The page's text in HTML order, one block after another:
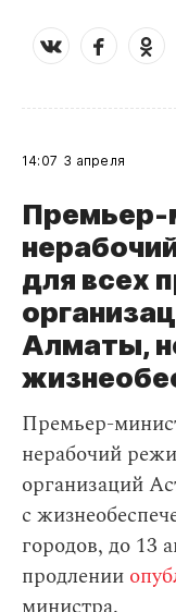
14:07 3 апреля
Премьер-
для всех
Алматы,
Премьер-
нерабочий
организаций
с
городов, до 13
продлении